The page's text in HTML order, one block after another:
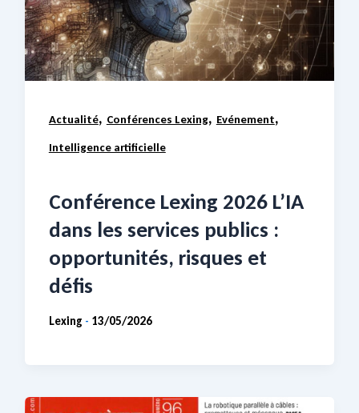
Actualité, Conférences Lexing, Evénement,
Intelligence artificielle
Conférence Lexing 2026 L’IA
dans les services publics :
opportunités, risques et
défis
Lexing - 13/05/2026